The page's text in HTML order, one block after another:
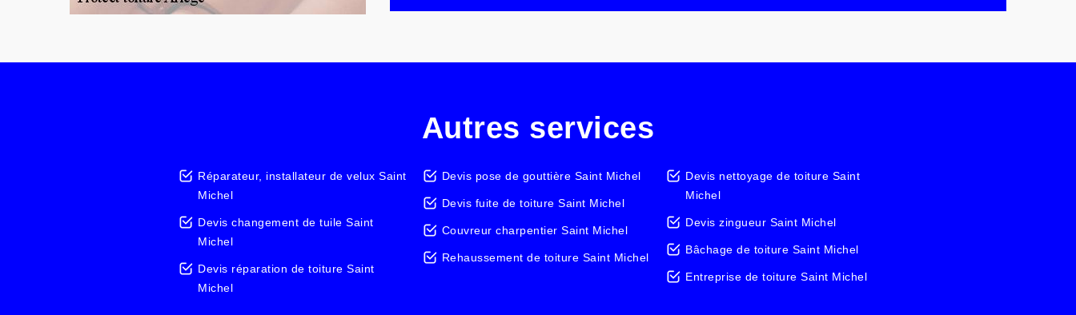
Autres services
Réparateur, installateur de velux Saint
Michel
Devis changement de tuile Saint
Michel
Devis réparation de toiture Saint
Michel
Devis pose de gouttière Saint Michel
Devis fuite de toiture Saint Michel
Couvreur charpentier Saint Michel
Rehaussement de toiture Saint Michel
Devis nettoyage de toiture Saint
Michel
Devis zingueur Saint Michel
Bâchage de toiture Saint Michel
Entreprise de toiture Saint Michel